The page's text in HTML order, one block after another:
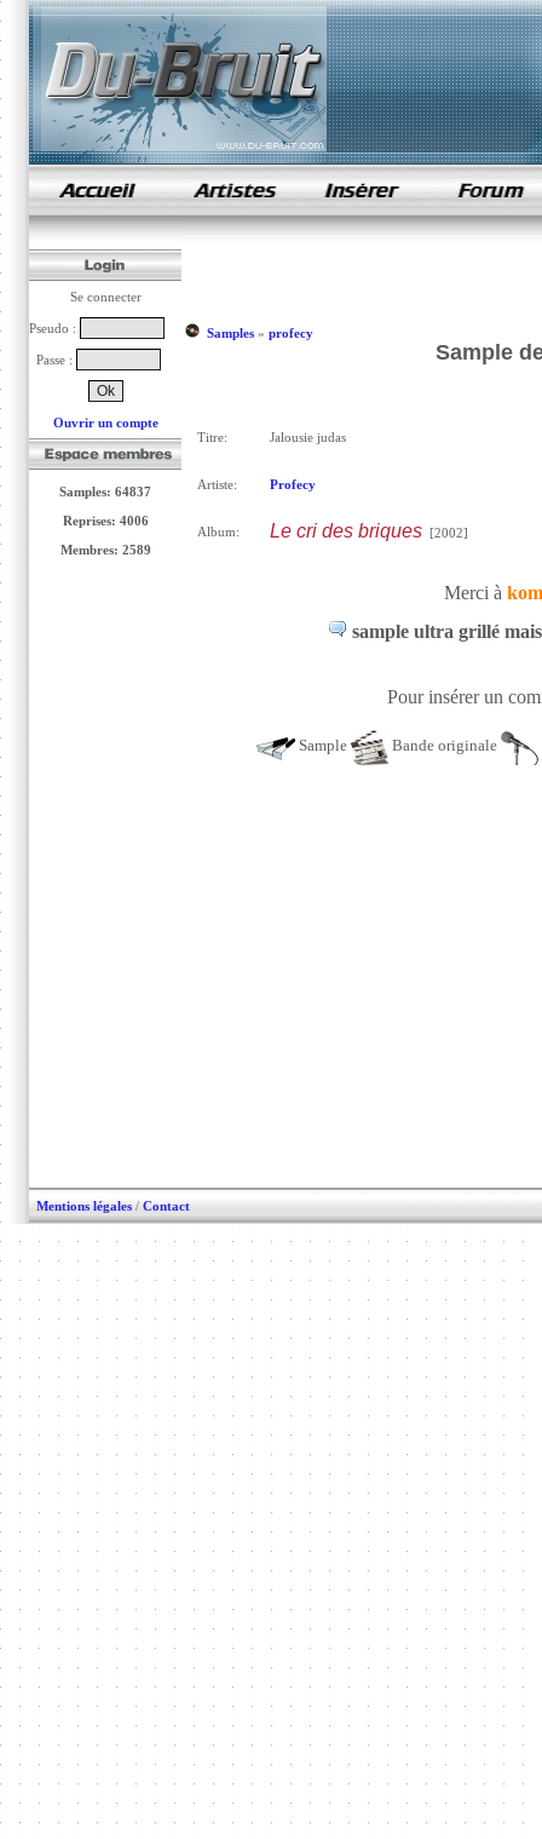
samples de rap
Se connecter
Pseudo :
Passe :
Ouvrir un compte
Samples: 64837
Reprises: 4006
Membres: 2589
Samples» profecy
Sample
Titre: Jalousie judas
Artiste: Profecy
Album: Le cri des briques[2002]
Merci à
sample ultra grillé
Pour insérer un
Sample Bande originale
Mentions légales / Contact